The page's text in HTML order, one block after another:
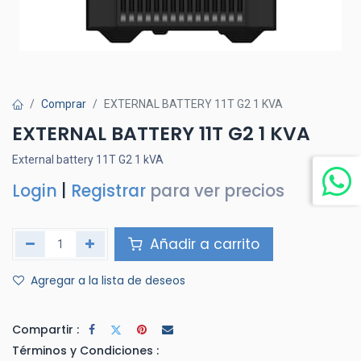
Comprar EXTERNAL BATTERY 11T G2 1 KVA
EXTERNAL BATTERY 11T G2 1 KVA
External battery 11T G2 1 kVA
Login Registrar para ver precios
Añadir a carrito
Agregar a la lista de deseos
Compartir :
Términos y Condiciones :